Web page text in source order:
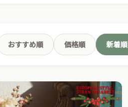
おすすめ順 価格順 新着順